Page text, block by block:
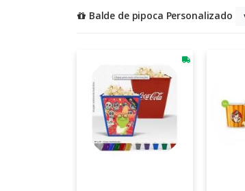
Balde de pipoca Personalizado